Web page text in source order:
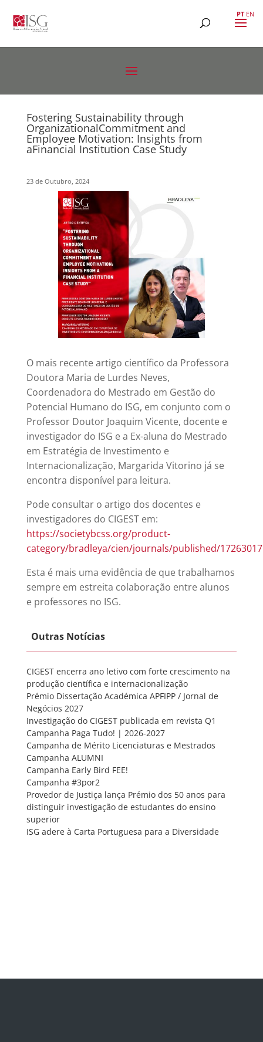
Fostering Sustainability through
OrganizationalCommitment and
Employee Motivation: Insights from
aFinancial Institution Case Study
23 de Outubro, 2024
O mais recente artigo científico da Professora
Doutora Maria de Lurdes Neves,
Coordenadora do Mestrado em Gestão do
Potencial Humano do ISG, em conjunto com o
Professor Doutor Joaquim Vicente, docente e
investigador do ISG e a Ex-aluna do Mestrado
em Estratégia de Investimento e
Internacionalização, Margarida Vitorino já se
encontra disponível para leitura.
Pode consultar o artigo dos docentes e
investigadores do CIGEST em:
https://societybcss.org/product-
category/bradleya/cien/journals/published/
Esta é mais uma evidência de que trabalhamos
sempre em estreita colaboração entre alunos
e professores no ISG.
Outras Notícias
CIGEST encerra ano letivo com forte crescimento na
produção científica e internacionalização
Prémio Dissertação Académica APFIPP / Jornal de
Negócios 2027
Investigação do CIGEST publicada em revista Q1
Campanha Paga Tudo! | 2026-2027
Campanha de Mérito Licenciaturas e Mestrados
Campanha ALUMNI
Campanha Early Bird FEE!
Campanha #3por2
Provedor de Justiça lança Prémio dos 50 anos para
distinguir investigação de estudantes do ensino
superior
ISG adere à Carta Portuguesa para a Diversidade
PT EN